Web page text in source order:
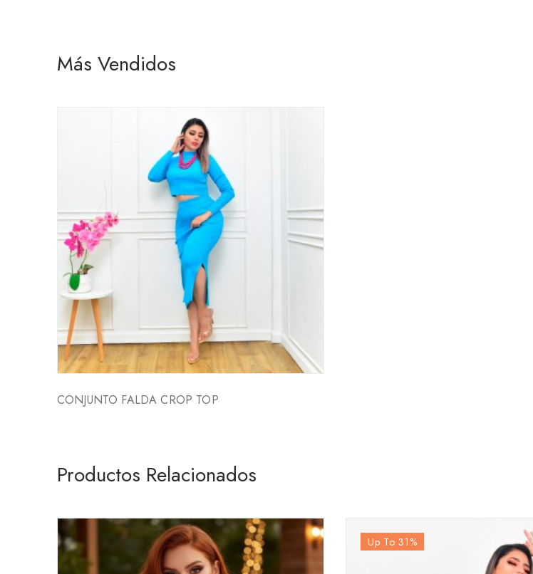
Más Vendidos
CONJUNTO FALDA CROP TOP
Productos Relacionados
Up To 31 %